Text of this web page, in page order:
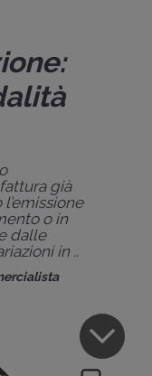
già
o in
dalle
in ..